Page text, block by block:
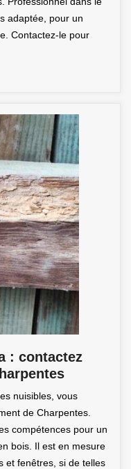
adaptée, pour un
Contactez-le pour
: contactez
nuisibles, vous
de Charpentes.
compétences pour un
bois. Il est en mesure
et fenêtres, si de telles